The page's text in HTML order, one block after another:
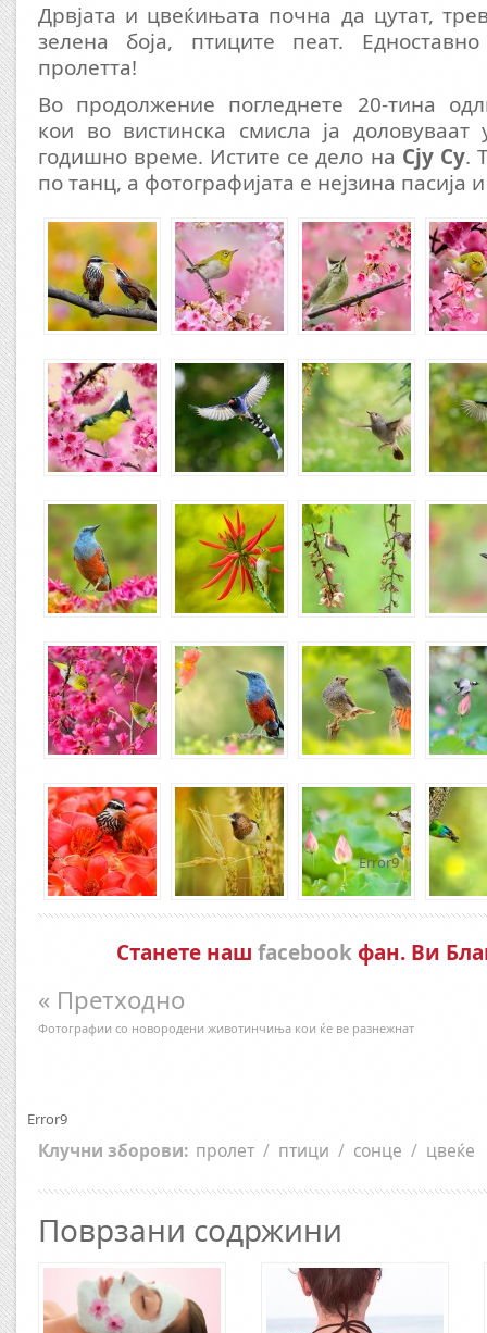
Дрвјата и цвеќињата почна да цутат,
зелена боја, птиците пеат.
пролетта!
Во продолжение погледнете 20-тина
кои во вистинска смисла ја доловуваат
годишно време. Истите се дело на Сју Су.
по танц, а фотографијата е нејзина пасија и
Станете наш facebookфан. Ви
« Претходно
Фотографии со новородени животинчиња кои ќе ве разнежнат
Error9
Error9
Клучни зборови: пролет / птици / сонце / цвеќе
Поврзани содржини